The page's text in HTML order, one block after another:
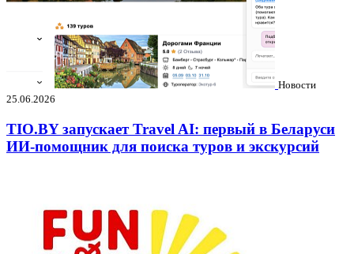
Новости
25.06.2026
TIO.BY запускает Travel AI: первый в Беларуси
ИИ-помощник для поиска туров и экскурсий